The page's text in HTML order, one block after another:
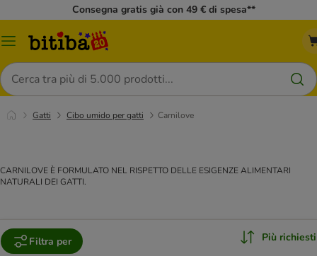
Consegna gratis già con 49 € di spesa**
Overview
Cerca
Gatti Cibo umido per gatti Carnilove
CARNILOVE È FORMULATO NEL RISPETTO DELLE ESIGENZE ALIMENTARI
NATURALI DEI GATTI.
Filtra per Più richiesti